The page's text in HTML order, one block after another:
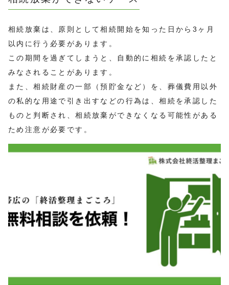
相続放棄は、原則として相続開始を知った日から3ヶ月
以内に行う必要があります。
この期間を過ぎてしまうと、自動的に相続を承認したと
みなされることがあります。
また、相続財産の一部（預貯金など）を、葬儀費用以外
の私的な用途で引き出すなどの行為は、相続を承認した
ものと判断され、相続放棄ができなくなる可能性がある
ため注意が必要です。